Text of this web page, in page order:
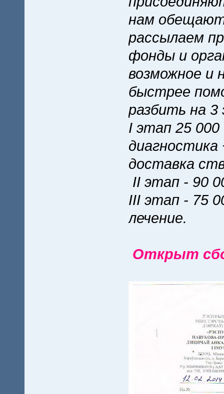
нам обещают
рассылаем
фонды и
возможное и
быстрее
разбить на 3
І этап 25
диагностика
доставка
ІІ этап - 90
III этап - 75
лечение.
Открыт